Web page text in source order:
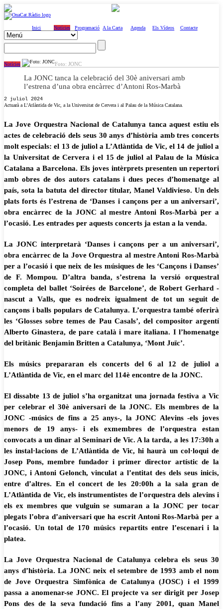
Inici Notícies Programació A la Carta Agenda Els Vídeos Contacte
Notícies Foto: JONC
La JONC tanca la celebració del 30è aniversari amb
l’estrena d’una obra encàrrec d’Antoni Ros-Marbà
2 juliol 2024
Actuarà a L’Atlàntida de Vic, a la Universitat de Cervera i al Palau de la Música Catalana.
La Jove Orquestra Nacional de Catalunya tanca aquest estiu els
actes de celebració dels seus 30 anys d’història amb tres concerts
molt especials: el 13 de juliol a L’Atlàntida de Vic, el 14 de juliol a
la Universitat de Cervera i el 15 de juliol al Palau de la Música
Catalana a Barcelona. Els joves intèrprets presenten un repertori
amb obres de dos autors catalans i dues peces d’homenatge al
país, sota la batuta del director titular, Manel Valdivieso. Un dels
plats forts és l’estrena de ‘Danses i cançons per a un aniversari’,
obra encàrrec de la JONC al mestre Antoni Ros-Marbà per a
l’ocasió. Les entrades per aquests concerts ja estan a la venda.
La JONC interpretarà ‘Danses i cançons per a un aniversari’,
obra encàrrec de la Jove Orquestra al mestre Antoni Ros-Marbà
per a l’ocasió i que neix de les músiques de les ‘Cançons i Danses’
de F. Mompou. D’altra banda, s’estrena la versió orquestral
completa del ballet ‘Soirées de Barcelone’, de Robert Gerhard -
nascut a Valls, que es nodreix igualment de tot un seguit de
cançons i balls populars de Catalunya. L’orquestra també oferirà
les ‘Glosses sobre temes de Pau Casals’, del compositor argentí
Alberto Ginastera, de pare català i mare italiana. I l’homenatge
del britànic Benjamin Britten a Catalunya, ‘Mont Juïc’.
Els músics prepararan els concerts del 6 al 12 de juliol a
L’Atlàntida de Vic, en el marc del 114è encontre de la JONC.
El dissabte 13 de juliol s’ha organitzat una jornada festiva a Vic
per celebrar el 30è aniversari de la JONC. Els membres de la
JONC -músics de fins a 25 anys-, la JONC Alevins -els joves
menors de 19 anys- i els exmembres de l’orquestra estan
convocats a un dinar al Seminari de Vic. A la tarda, a les 17:30h a
les instal·lacions de L’Atlàntida de Vic, hi haurà un col·loqui de
Josep Pons, membre fundador i primer director artístic de la
JONC, i Antoni Gelonch, vinculat a l’entitat des dels seus inicis,
entre d’altres. En el concert de les 20:00h a la sala gran de
L’Atlàntida de Vic, els instrumentistes de l’orquestra dels alevins i
els ex membres que vulguin se sumaran a la JONC per tocar
plegats l’obra d’aniversari que ha escrit Antoni Ros-Marbà per a
l’ocasió. Un total de 170 músics repartits entre l’escenari i la
platea.
La Jove Orquestra Nacional de Catalunya celebra els seus 30
anys d’història. La JONC neix el setembre de 1993 amb el nom
de Jove Orquestra Simfònica de Catalunya (JOSC) i el 1999
passa a anomenar-se JONC. El projecte va ser dirigit per Josep
Pons des de la seva fundació fins a l’any 2001, quan Manel